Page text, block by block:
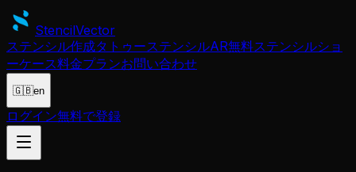
StencilVector
ステンシル作成タトゥーステンシルAR無料ステンシルショ
ーケース料金プランお問い合わせ
🇬🇧en
ログイン無料で登録